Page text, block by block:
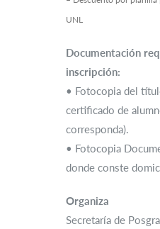
UNL
Documentación
inscripción:
• Fotocopia del
certificado de
corresponda).
• Fotocopia
donde conste
Organiza
Secretaría de